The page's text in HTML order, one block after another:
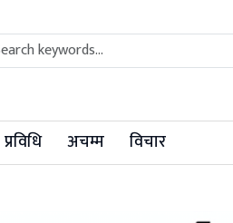
प्रविधि अचम्म विचार